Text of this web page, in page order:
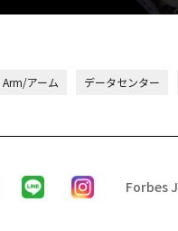
Arm/アーム データセンター
Forbes